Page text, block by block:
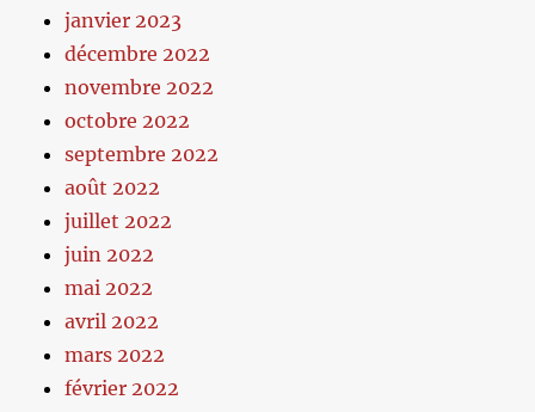
janvier 2023
décembre 2022
novembre 2022
octobre 2022
septembre 2022
août 2022
juillet 2022
juin 2022
mai 2022
avril 2022
mars 2022
février 2022